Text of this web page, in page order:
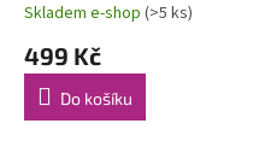
Skladem e-shop (>5 ks)
499 Kč
Do košíku